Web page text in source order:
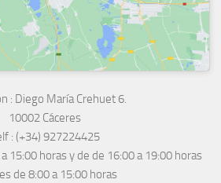
: Diego María Crehuet 6.
10002 Cáceres
: (+34) 927224425
15:00 horas y de de 16:00 a 19:00 horas
de 8:00 a 15:00 horas